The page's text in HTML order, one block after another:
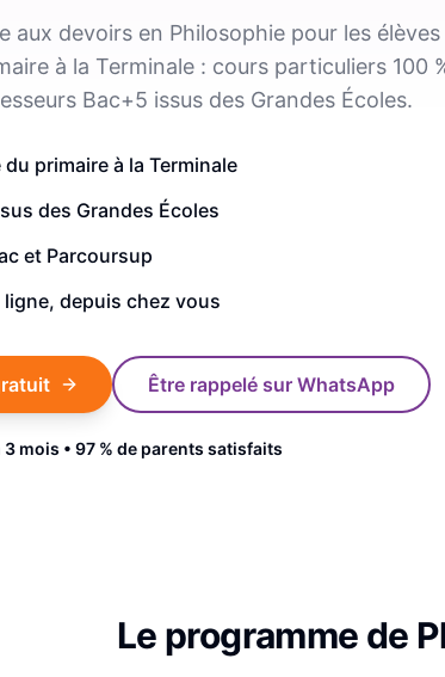
aux devoirs en Philosophie pour les élèves
à la Terminale : cours particuliers 100
Bac+5 issus des Grandes Écoles.
primaire à la Terminale
des Grandes Écoles
et Parcoursup
ligne, depuis chez vous
Être rappelé sur WhatsApp
mois • 97 % de parents satisfaits
Le programme de